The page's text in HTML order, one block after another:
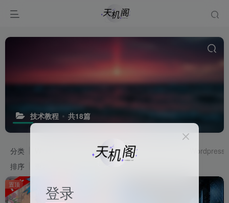
技术教程 共18篇
分类 Android Adobe
Wordpress
排序
置顶 登录